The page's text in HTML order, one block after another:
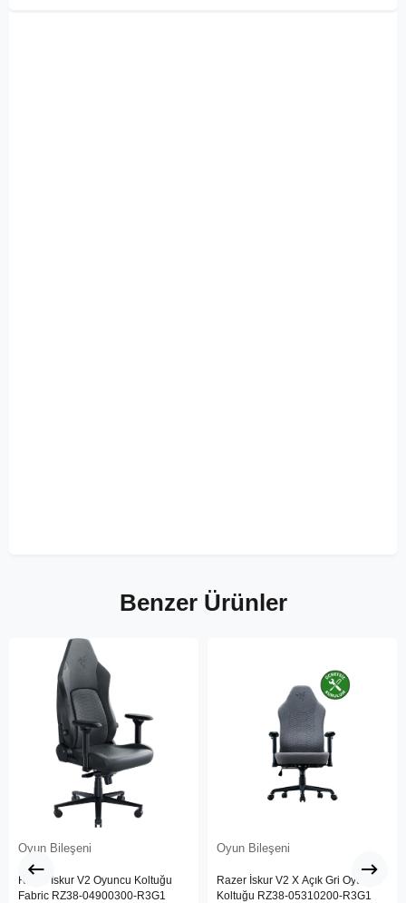
Benzer Ürünler
Oyun Bileşeni
Razer İskur V2 Oyuncu Koltuğu
Fabric RZ38-04900300-R3G1
Oyun Bileşeni
Razer İskur V2 X Açık Gri Oyuncu
Koltuğu RZ38-05310200-R3G1